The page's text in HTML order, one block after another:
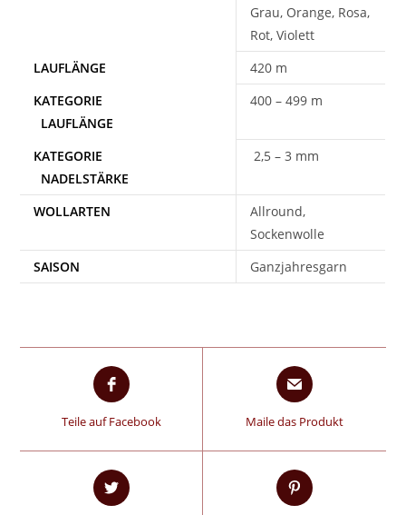
Grau, Orange, Rosa,
Rot, Violett
420 m
400 – 499 m
2,5 – 3 mm
WOLLARTEN
Allround,
Sockenwolle
SAISON
Ganzjahresgarn
Teile auf Facebook Maile das Produkt